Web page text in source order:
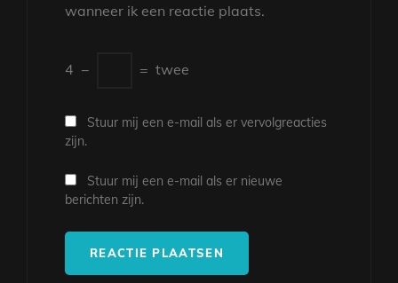
wanneer ik een reactie plaats.
4 − = twee
Stuur mij een e-mail als er vervolgreacties
zijn.
Stuur mij een e-mail als er nieuwe
berichten zijn.